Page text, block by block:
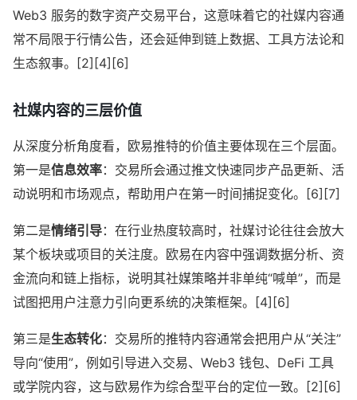
Web3 服务的数字资产交易平台，这意味着它的社媒内容通
常不局限于行情公告，还会延伸到链上数据、工具方法论和
生态叙事。[2][4][6]
社媒内容的三层价值
从深度分析角度看，欧易推特的价值主要体现在三个层面。
第一是信息效率：交易所会通过推文快速同步产品更新、活
动说明和市场观点，帮助用户在第一时间捕捉变化。[6][7]
第二是情绪引导：在行业热度较高时，社媒讨论往往会放大
某个板块或项目的关注度。欧易在内容中强调数据分析、资
金流向和链上指标，说明其社媒策略并非单纯“喊单”，而是
试图把用户注意力引向更系统的决策框架。[4][6]
第三是生态转化：交易所的推特内容通常会把用户从“关注”
导向“使用”，例如引导进入交易、Web3 钱包、DeFi 工具
或学院内容，这与欧易作为综合型平台的定位一致。[2][6]